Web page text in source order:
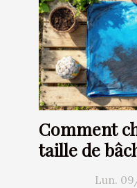
Comment
taille de
projet ?Lun.